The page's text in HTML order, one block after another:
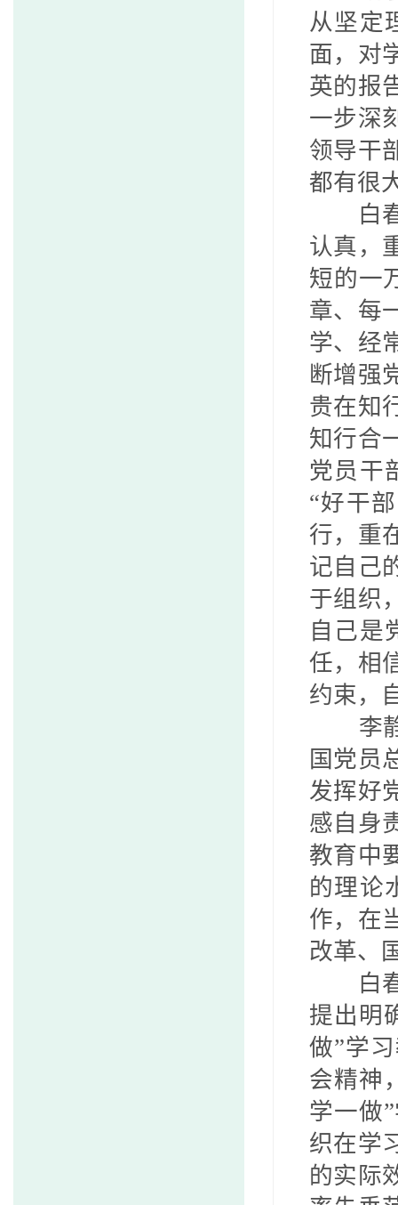
从坚定
面，对
英的报
一步深
领导干
都有很
白
认真，
短的一
章、每
学、经
断增强
贵在知
知行合
党员干
“好干
行，重
记自己
于组织
自己是
任，相
约束，
李
国党员
发挥好
感自身
教育中
的理论
作，在
改革、
白
提出明
做”学
会精神
学一做
织在学
的实际